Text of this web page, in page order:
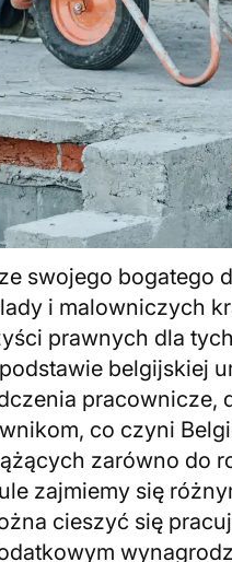
swojego bogatego
i malowniczych
prawnych dla
belgijskiej
pracownicze,
co czyni
zarówno do
zajmiemy się
cieszyć się